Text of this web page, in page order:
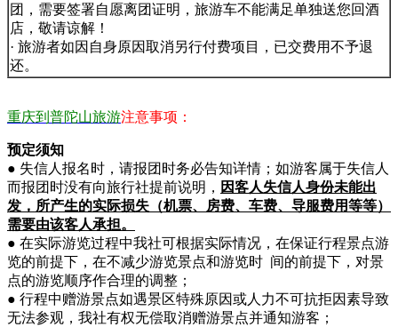
团，需要签署自愿离团证明，旅游车不能满足单独送您回酒
店，敬请谅解！
· 旅游者如因自身原因取消另行付费项目，已交费用不予退
还。
重庆到普陀山旅游注意事项：
预定须知
● 失信人报名时，请报团时务必告知详情；如游客属于失信人
而报团时没有向旅行社提前说明， 因客人失信人身份未能出
发，所产生的实际损失（机票、房费、车费、导服费用等等）
需要由该客人承担。
● 在实际游览过程中我社可根据实际情况，在保证行程景点游
览的前提下，在不减少游览景点和游览时 间的前提下，对景
点的游览顺序作合理的调整；
● 行程中赠游景点如遇景区特殊原因或人力不可抗拒因素导致
无法参观，我社有权无偿取消赠游景点并通知游客；